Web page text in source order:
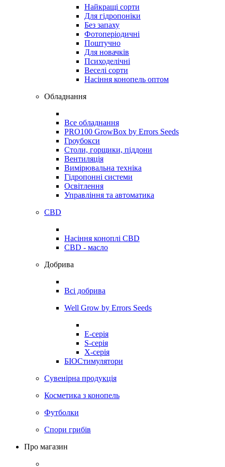
Найкращі сорти
Для гідропоніки
Без запаху
Фотоперіодичні
Поштучно
Для новачків
Психоделічні
Веселі сорти
Насіння конопель оптом
Обладнання
Все обладнання
PRO100 GrowBox by Errors Seeds
Гроубокси
Столи, горщики, піддони
Вентиляція
Вимірювальна техніка
Гідропонні системи
Освітлення
Управління та автоматика
CBD
Насіння коноплі CBD
CBD - масло
Добрива
Всі добрива
Well Grow by Errors Seeds
E-серія
S-серія
X-серія
БІОСтимулятори
Сувенірна продукція
Косметика з конопель
Футболки
Спори грибів
Про магазин